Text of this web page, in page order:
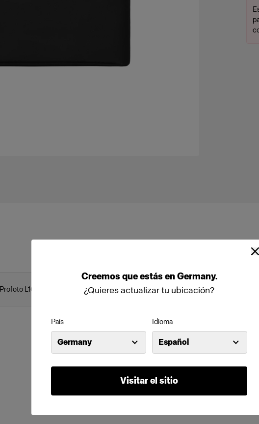
Creemos queestás enGermany.
¿Quieres actualizar tu ubicación?
País
Germany
Idioma
Español
Visitar el sitio
Profoto L1600D (1600W)